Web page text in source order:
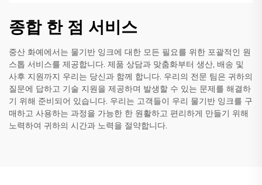
종합 한 점 서비스
중산 화예에서는 물기반 잉크에 대한 모든 필요를 위한 포괄적인 원
스톱 서비스를 제공합니다. 제품 상담과 맞춤화부터 생산, 배송 및
사후 지원까지 우리는 당신과 함께 합니다. 우리의 전문 팀은 귀하의
질문에 답하고 기술 지원을 제공하며 발생할 수 있는 문제를 해결하
기 위해 준비되어 있습니다. 우리는 고객들이 우리 물기반 잉크를 구
매하고 사용하는 과정을 가능한 한 원활하고 편리하게 만들기 위해
노력하여 귀하의 시간과 노력을 절약합니다.